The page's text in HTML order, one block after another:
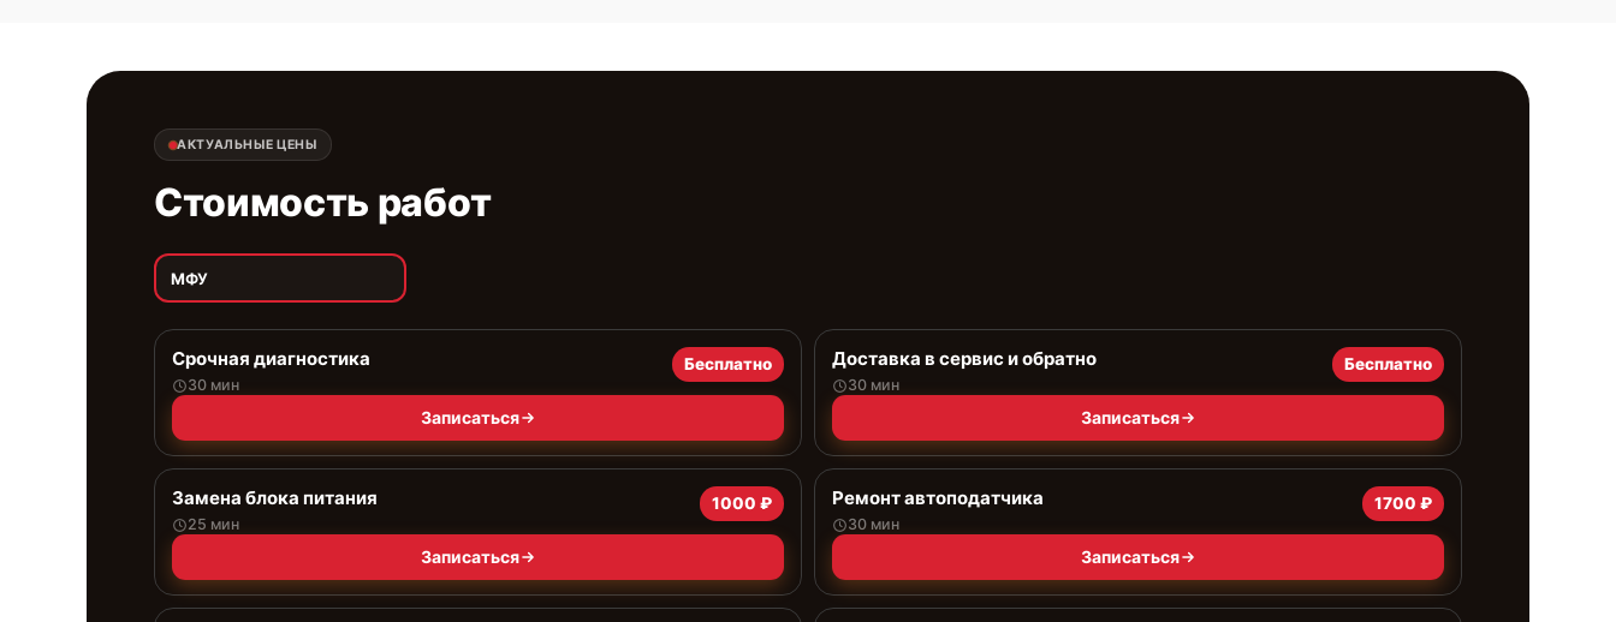
АКТУАЛЬНЫЕ ЦЕНЫ
Стоимость работ
МФУ
Срочная диагностика
30 мин
Бесплатно
Записаться
Доставка в сервис и обратно
30 мин
Бесплатно
Записаться
Замена блока питания
25 мин
1000 ₽
Записаться
Ремонт автоподатчика
30 мин
1700 ₽
Записаться